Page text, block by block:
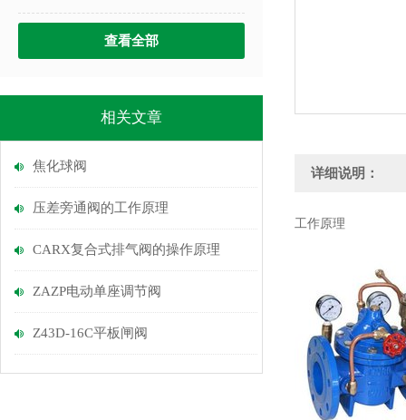
查看全部
相关文章
焦化球阀
压差旁通阀的工作原理
CARX复合式排气阀的操作原理
ZAZP电动单座调节阀
Z43D-16C平板闸阀
详细说明：
工作原理